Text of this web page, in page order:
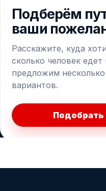
Подберём
ваши
Расскажите, куда
сколько человек
предложим
вариантов.
Подобрать